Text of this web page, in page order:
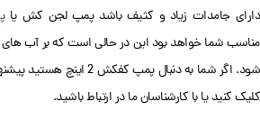
دارای جامدات زیاد و کثیف باشد پمپ لجن کش یا
مناسب شما خواهد بود این در حالی است که بر آب
شود. اگر شما به دنبال پمپ
کلیک کنید یا با کارشناسان ما در ارتباط باشید.